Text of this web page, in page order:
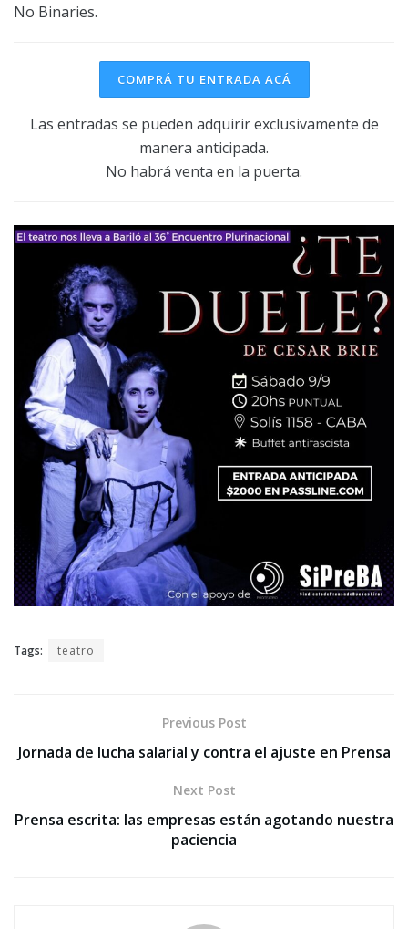
No Binaries.
COMPRÁ TU ENTRADA ACÁ
Las entradas se pueden adquirir exclusivamente de
manera anticipada.
No habrá venta en la puerta.
Tags: teatro
Previous Post
Jornada de lucha salarial y contra el ajuste en Prensa
Next Post
Prensa escrita: las empresas están agotando nuestra
paciencia